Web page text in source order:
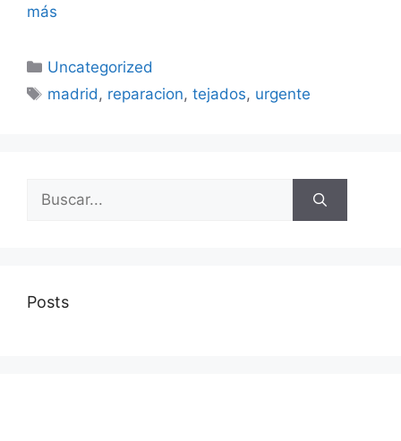
más
Categorías
Uncategorized
Etiquetas
madrid, reparacion,tejados, urgente
Buscar:
Posts